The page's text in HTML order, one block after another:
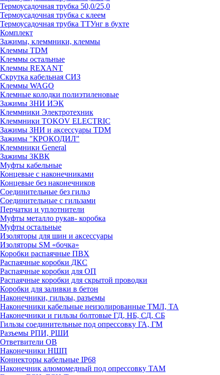
Термоусадочная трубка 50,0/25,0
Термоусадочная трубка с клеем
Термоусадочная трубка ТТУнг в бухте
Комплект
Зажимы, клеммники, клеммы
Клеммы TDM
Клеммы остальные
Клеммы REXANT
Скрутка кабельная СИЗ
Клеммы WAGO
Клемные колодки полиэтиленовые
Зажимы ЗНИ ИЭК
Клеммники Электротехник
Клеммники TOKOV ELECTRIC
Зажимы ЗНИ и аксессуары TDM
Зажимы "КРОКОДИЛ"
Клеммники General
Зажимы 3КВК
Муфты кабельные
Концевые с наконечниками
Концевые без наконечников
Соединительные без гильз
Соединительные с гильзами
Перчатки и уплотнители
Муфты металло рукав- коробка
Муфты остальные
Изоляторы для шин и аксессуары
Изоляторы SM «бочка»
Коробки распаячные ПВХ
Распаячные коробки ДКС
Распаячные коробки для ОП
Распаячные коробки для скрытой проводки
Коробки для заливки в бетон
Наконечники, гильзы, разъемы
Наконечники кабельные неизолированные ТМЛ, ТА
Наконечники и гильзы болтовые ГД, НБ, СД, СБ
Гильзы соединительные под опрессовку ГА, ГМ
Разъемы РПИ, РШИ
Ответвители ОВ
Наконечники НШП
Коннекторы кабельные IP68
Наконечник алюмомедный под опрессовку ТАМ